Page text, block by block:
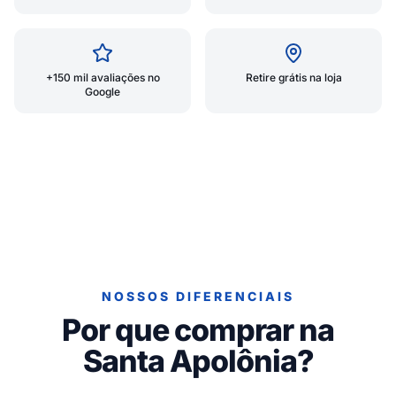
+150 mil avaliações no
Google
Retire grátis na loja
NOSSOS DIFERENCIAIS
Por que comprar na
Santa Apolônia?